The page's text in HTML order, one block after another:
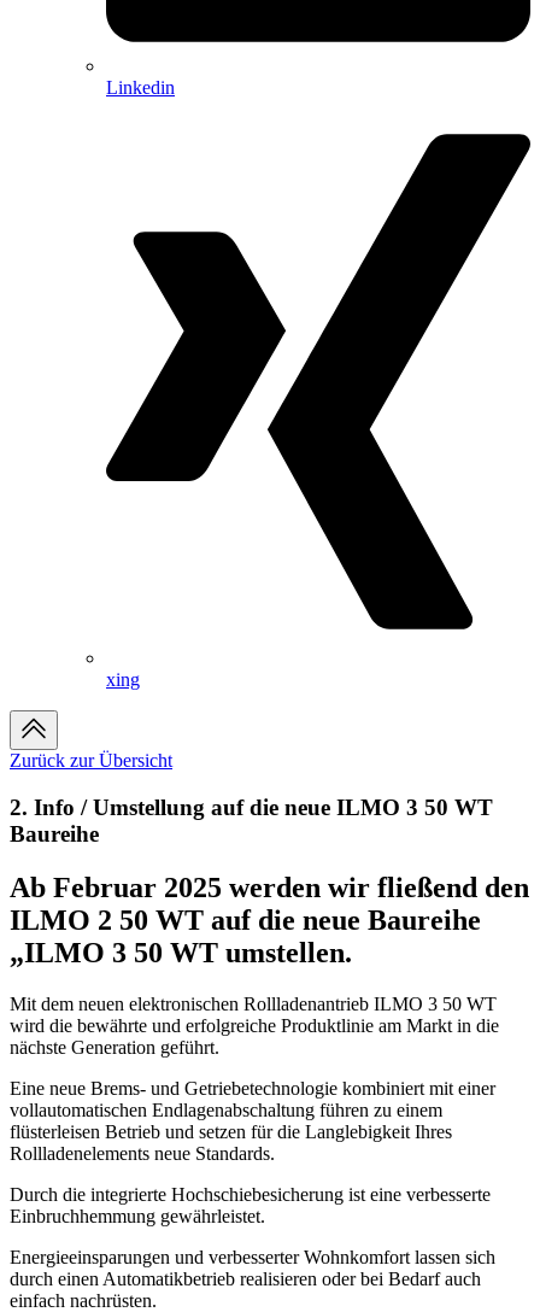
Linkedin
xing
Zurück zur Übersicht
2. Info / Umstellung auf die neue ILMO 3 50 WT
Baureihe
Ab Februar 2025 werden wir fließend den
ILMO 2 50 WT auf die neue Baureihe
„ILMO 3 50 WT umstellen.
Mit dem neuen elektronischen Rollladenantrieb ILMO 3 50 WT
wird die bewährte und erfolgreiche Produktlinie am Markt in die
nächste Generation geführt.
Eine neue Brems- und Getriebetechnologie kombiniert mit einer
vollautomatischen Endlagenabschaltung führen zu einem
flüsterleisen Betrieb und setzen für die Langlebigkeit Ihres
Rollladenelements neue Standards.
Durch die integrierte Hochschiebesicherung ist eine verbesserte
Einbruchhemmung gewährleistet.
Energieeinsparungen und verbesserter Wohnkomfort lassen sich
durch einen Automatikbetrieb realisieren oder bei Bedarf auch
einfach nachrüsten.